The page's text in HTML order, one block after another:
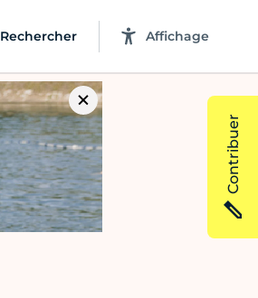
Rechercher Affichage
Contribuer